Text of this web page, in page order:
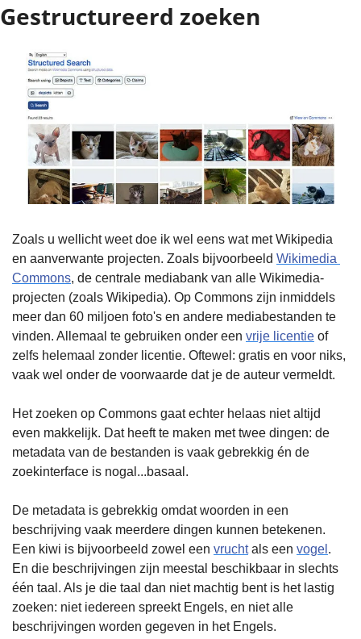
Gestructureerd zoeken
Zoals u wellicht weet doe ik wel eens wat met Wikipedia
en aanverwante projecten. Zoals bijvoorbeeld Wikimedia
Commons, de centrale mediabank van alle Wikimedia-
projecten (zoals Wikipedia). Op Commons zijn inmiddels
meer dan 60 miljoen foto's en andere mediabestanden te
vinden. Allemaal te gebruiken onder een vrije licentie of
zelfs helemaal zonder licentie. Oftewel: gratis en voor niks,
vaak wel onder de voorwaarde dat je de auteur vermeldt.
Het zoeken op Commons gaat echter helaas niet altijd
even makkelijk. Dat heeft te maken met twee dingen: de
metadata van de bestanden is vaak gebrekkig én de
zoekinterface is nogal...basaal.
De metadata is gebrekkig omdat woorden in een
beschrijving vaak meerdere dingen kunnen betekenen.
Een kiwi is bijvoorbeeld zowel een vrucht als een vogel .
En die beschrijvingen zijn meestal beschikbaar in slechts
één taal. Als je die taal dan niet machtig bent is het lastig
zoeken: niet iedereen spreekt Engels, en niet alle
beschrijvingen worden gegeven in het Engels.